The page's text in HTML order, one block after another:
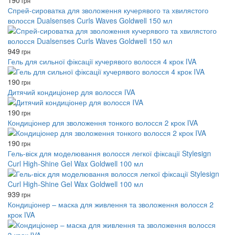
Спрей-сироватка для зволоження кучерявого та хвилястого
волосся Dualsenses Curls Waves Goldwell 150 мл
949 грн
Гель для сильної фіксації кучерявого волосся 4 крок IVA
190 грн
Дитячий кондиціонер для волосся IVA
190 грн
Кондиціонер для зволоження тонкого волосся 2 крок IVA
190 грн
Гель-віск для моделювання волосся легкої фіксації Stylesign
Curl High-Shine Gel Wax Goldwell 100 мл
939 грн
Кондиціонер – маска для живлення та зволоження волосся 2
крок IVA